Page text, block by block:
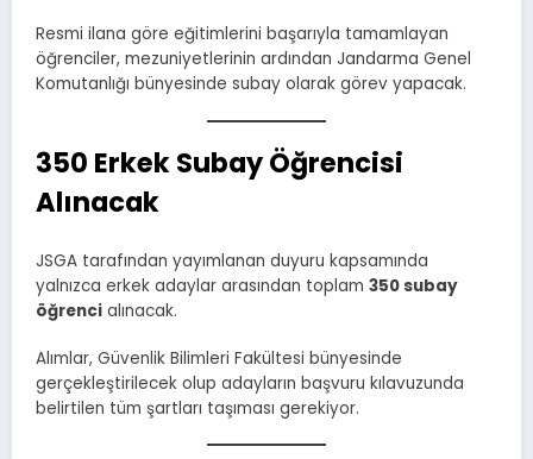
Resmi ilana göre eğitimlerini başarıyla tamamlayan
öğrenciler, mezuniyetlerinin ardından Jandarma Genel
Komutanlığı bünyesinde subay olarak görev yapacak.
350 Erkek Subay Öğrencisi
Alınacak
JSGA tarafından yayımlanan duyuru kapsamında
yalnızca erkek adaylar arasından toplam 350 subay
öğrenci alınacak.
Alımlar, Güvenlik Bilimleri Fakültesi bünyesinde
gerçekleştirilecek olup adayların başvuru kılavuzunda
belirtilen tüm şartları taşıması gerekiyor.